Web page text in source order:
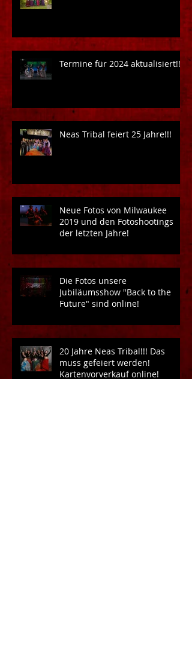
Termine für 2024 aktualisiert!!!
Neas Tribal feiert 25 Jahre!!!
Neue Fotos von Milwaukee
2019 und den Fotoshootings
der letzten Jahre!
Die Fotos unsere
Jubiläumsshow "Back to the
Future" sind online!
20 Jahre Neas Tribal!!! Das
muss gefeiert werden!
Kartenvorverkauf online!